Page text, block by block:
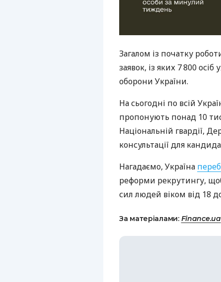
Загалом із початку
заявок, із яких 7 800
оборони України.
На сьогодні по всій
пропонують понад 10
Національній гвардії,
консультації для
Нагадаємо, Україна
реформи рекрутингу,
сил людей віком від 18
За матеріалами: Finance.ua